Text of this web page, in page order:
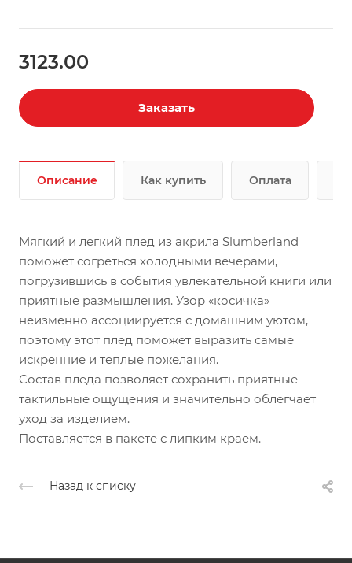
3123.00
Заказать
Описание Как купить Оплата
Мягкий и легкий плед из акрила Slumberland
поможет согреться холодными вечерами,
погрузившись в события увлекательной книги или
приятные размышления. Узор «косичка»
неизменно ассоциируется с домашним уютом,
поэтому этот плед поможет выразить самые
искренние и теплые пожелания.
Состав пледа позволяет сохранить приятные
тактильные ощущения и значительно облегчает
уход за изделием.
Поставляется в пакете с липким краем.
Назад к списку